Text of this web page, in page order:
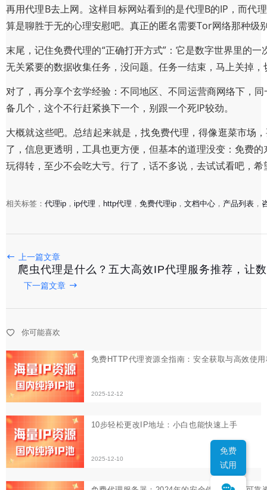
再用代理B去上网。这样目标网站看到的是代理B的IP，而代
算是聊胜于无的心理安慰吧。真正的匿名需要Tor网络那种级
末尾，记住免费代理的“正确打开方式”：它是数字世界里的
无关紧要的数据收集任务，没问题。任务一结束，马上关掉
对了，再分享个玄学经验：不同地区、不同运营商网络下，
备几个，这个不行赶紧换下一个，别跟一个死IP较劲。
大概就这些吧。总结起来就是，找免费代理，得像逛菜市场
了，信息更透明，工具也更方便，但基本的道理没变：免费
玩得转，至少不会吃大亏。行了，话不多说，去试试看吧，
相关标签： 代理ip ， ip代理 ， http代理 ， 免费代理ip ， 文档中心 ， 产品列表 ，
上一篇文章
爬虫代理是什么？五大高效IP代理服务推荐，让
下一篇文章
你可能喜欢
免费
试用